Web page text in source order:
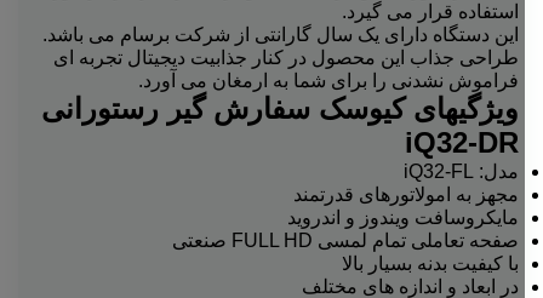
استفاده قرار می گیرد.
این دستگاه دارای یک سال گارانتی از شرکت برسام می باشد.
طراحی جذاب این محصول در کنار جذابیت دیجیتال تجربه ای
فراموش نشدنی را برای شما به ارمغان می آورد.
ویژگیهای کیوسک سفارش گیر رستورانی
iQ32-DR
مدل: iQ32-FL
مجهز به امولاتورهای قدرتمند
مایکروسافت ویندوز و اندروید
صفحه تعاملی تمام لمسی FULL HD صنعتی
با کیفیت بدنه بسیار بالا
در ابعاد و اندازه های مختلف